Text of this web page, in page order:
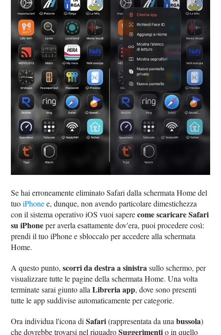
Se hai erroneamente eliminato Safari dalla schermata Home del
tuoiPhonee, dunque, non avendo particolare dimestichezza
con il sistema operativo iOS vuoi saperecome scaricare Safari
su iPhoneper averla esattamente dov'era, puoi procedere così:
prendi il tuo iPhone e sbloccalo per accedere alla schermata
Home.
A questo punto,scorri da destra a sinistrasullo schermo, per
visualizzare tutte le pagine della schermata Home. Una volta
terminate sarai giunto allaLibreria app, dove sono presenti
tutte le app suddivise automaticamente per categorie.
Ora individua l'icona diSafari(rappresentata da unabussola)
che dovrebbe trovarsi nel riquadroSuggerimentio in quello